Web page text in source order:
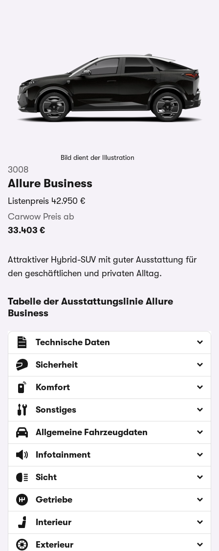
Bild dient der Illustration
3008
Allure Business
Listenpreis 42.950 €
Carwow Preis ab
33.403 €
Attraktiver Hybrid-SUV mit guter Ausstattung für
den geschäftlichen und privaten Alltag.
Tabelle der Ausstattungslinie Allure
Business
Technische Daten
Sicherheit
Komfort
Sonstiges
Allgemeine Fahrzeugdaten
Infotainment
Sicht
Getriebe
Interieur
Exterieur